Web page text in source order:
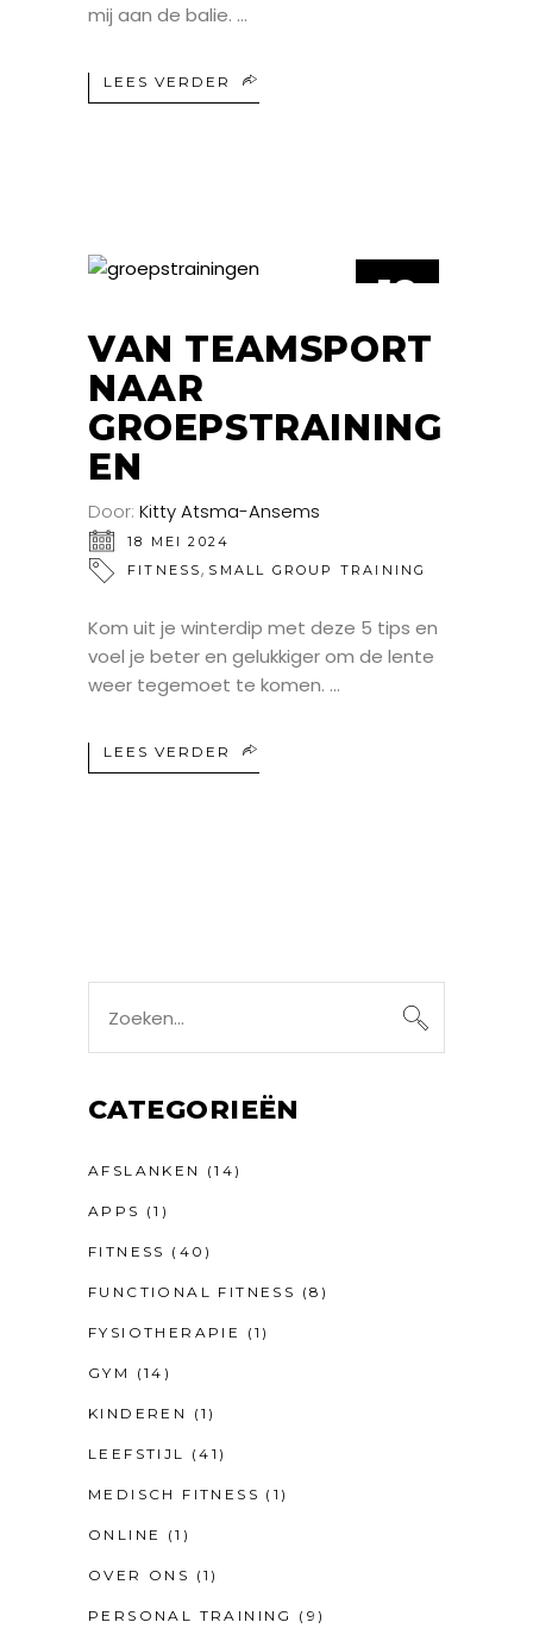
mij aan de balie.
LEES VERDER
18
VAN TEAMSPORT
NAAR
GROEPSTRAINING
EN
Door: Kitty Atsma-Ansems
18 MEI 2024
FITNESS, SMALL GROUP TRAINING
Kom uit je winterdip met deze 5 tips en
voel je beter en gelukkiger om de lente
weer tegemoet te komen.
LEES VERDER
for:
CATEGORIEËN
AFSLANKEN (14)
APPS (1)
FITNESS (40)
FUNCTIONAL FITNESS (8)
FYSIOTHERAPIE (1)
GYM (14)
KINDEREN (1)
LEEFSTIJL (41)
MEDISCH FITNESS (1)
ONLINE (1)
OVER ONS (1)
PERSONAL TRAINING (9)